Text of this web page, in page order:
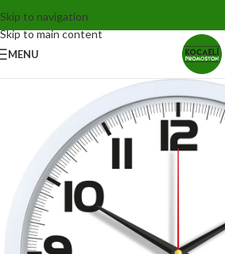
Skip to navigation
Skip to main content
MENU